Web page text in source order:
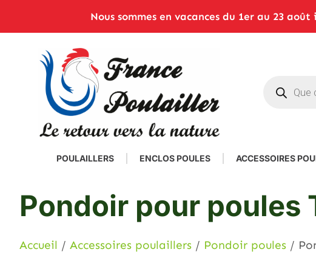
Nous sommes en vacances du 1er au 23
POULAILLERS ENCLOS POULES ACCESSOIRES
Pondoir pour poules
Accueil / Accessoires poulaillers / Pondoir poules /